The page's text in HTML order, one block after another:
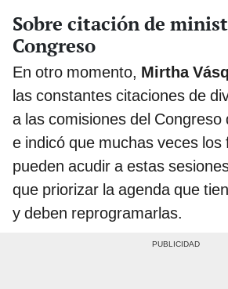
Sobre citación de
Congreso
En otro momento, Mirtha
las constantes citaciones de
a las comisiones del Congreso
e indicó que muchas veces los
pueden acudir a estas
que priorizar la agenda que
y deben reprogramarlas.